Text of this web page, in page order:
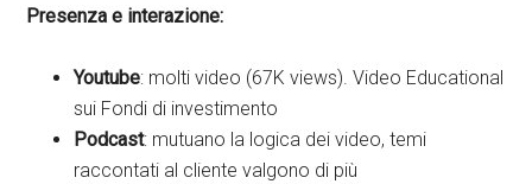
Presenza e interazione:
Youtube: molti video (67K views). Video Educational
sui Fondi di investimento
Podcast: mutuano la logica dei video, temi
raccontati al cliente valgono di più